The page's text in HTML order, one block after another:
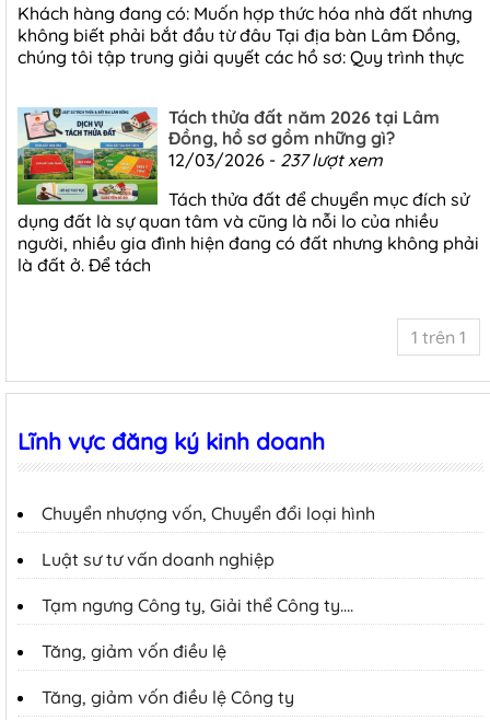
Khách hàng đang có: Muốn hợp thức hóa nhà đất nhưng
không biết phải bắt đầu từ đâu Tại địa bàn Lâm Đồng,
chúng tôi tập trung giải quyết các hồ sơ: Quy trình thực
Tách thửa đất năm 2026 tại Lâm
Đồng, hồ sơ gồm những gì?
12/03/2026 - 237 lượt xem
Tách thửa đất để chuyển mục đích sử
dụng đất là sự quan tâm và cũng là nỗi lo của nhiều
người, nhiều gia đình hiện đang có đất nhưng không phải
là đất ở. Để tách
1 trên 1
Lĩnh vực đăng ký kinh doanh
Chuyển nhượng vốn, Chuyển đổi loại hình
Luật sư tư vấn doanh nghiệp
Tạm ngưng Công ty, Giải thể Công ty….
Tăng, giảm vốn điều lệ
Tăng, giảm vốn điều lệ Công ty